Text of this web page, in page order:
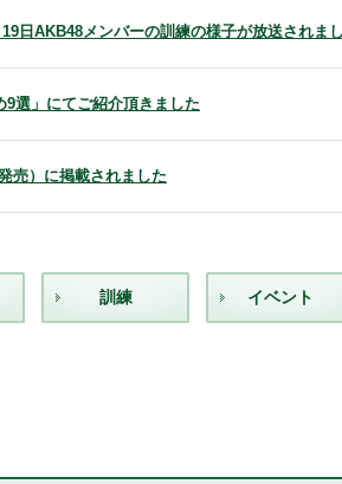
日AKB48メンバーの訓練の様子が放送されま
9選」にてご紹介頂きました
売）に掲載されました
訓練 イベント